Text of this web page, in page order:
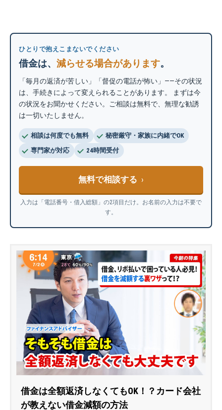
ひとりで抱えこまないでください
借金は、 減らせる場合があります。
「毎月の返済が苦しい」「督促の電話が怖い」——その状況
は、手続きによって変えられることがあります。 まずは今
の状況をお聞かせください。ご相談は無料で、無理な勧誘
は一切いたしません。
相談は何度でも無料
秘密厳守・家族に内緒でOK
専門家が対応
24時間受付
無料で相談する
入力は「電話番号・借入総額」の2項目だけ。お名前の入力は不要で
す。
借金は全額返済しなくてもOK！？カード会社
が教えない借金減額の方法